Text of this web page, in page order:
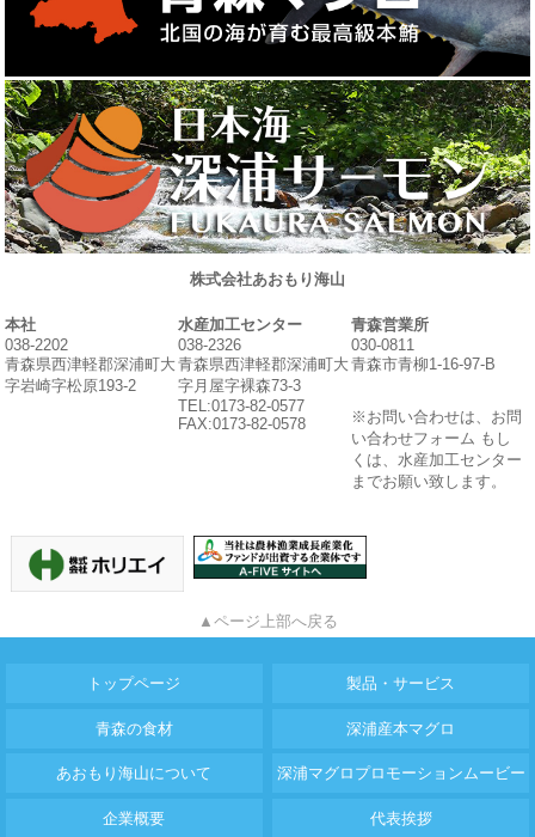
株式会社あおもり海山
本社
038-2202
青森県西津軽郡深浦町大
字岩崎字松原193-2
水産加工センター
038-2326
青森県西津軽郡深浦町大
字月屋字裸森73-3
TEL:0173-82-0577
FAX:0173-82-0578
青森営業所
030-0811
青森市青柳1-16-97-B
※お問い合わせは、お問
い合わせフォーム もし
くは、水産加工センター
までお願い致します。
▲ページ上部へ戻る
トップページ 製品・サービス
青森の食材 深浦産本マグロ
あおもり海山について 深浦マグロプロモーションムービー
企業概要 代表挨拶